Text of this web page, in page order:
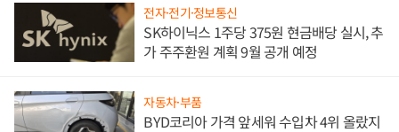
전자·전기·정보통신
SK하이닉스 1주당 375원 현금배당 실시, 추
가 주주환원 계획 9월 공개 예정
자동차·부품
BYD코리아 가격 앞세워 수입차 4위 올랐지